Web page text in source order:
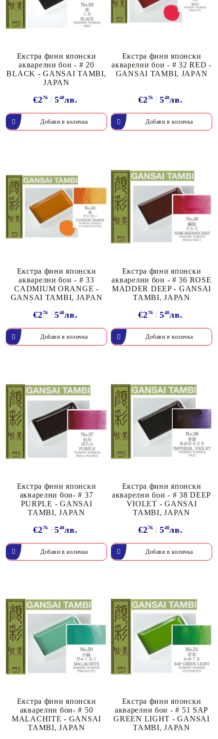
Екстра фини японски
акварелни бои - # 20
BLACK - GANSAI TAMBI,
JAPAN
€276 540лв.
Екстра фини японски
акварелни бои - # 32 RED -
GANSAI TAMBI, JAPAN
€276 540лв.
Екстра фини японски
акварелни бои - # 33
CADMIUM ORANGE -
GANSAI TAMBI, JAPAN
€276 540лв.
Екстра фини японски
акварелни бои - # 36 ROSE
MADDER DEEP - GANSAI
TAMBI, JAPAN
€276 540лв.
Екстра фини японски
акварелни бои- # 37
PURPLE - GANSAI
TAMBI, JAPAN
€276 540лв.
Екстра фини японски
акварелни бои - # 38 DEEP
VIOLET - GANSAI
TAMBI, JAPAN
€276 540лв.
Екстра фини японски
акварелни бои- # 50
MALACHITE - GANSAI
TAMBI, JAPAN
Екстра фини японски
акварелни бои - # 51 SAP
GREEN LIGHT - GANSAI
TAMBI, JAPAN